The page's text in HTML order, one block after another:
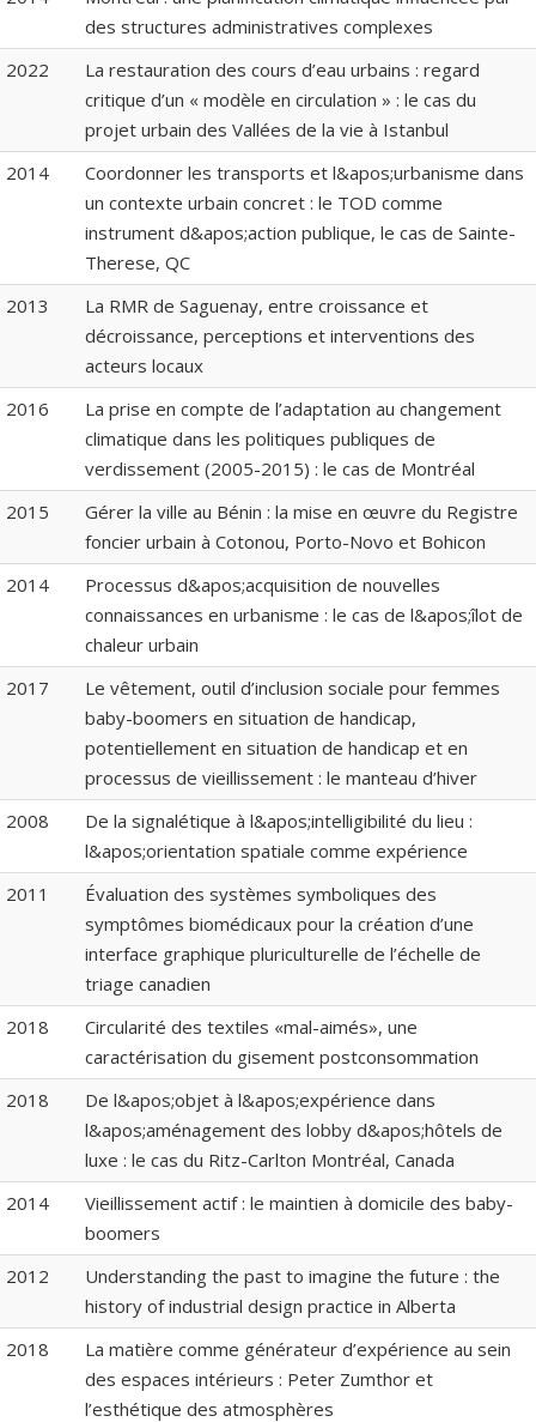
des structures administratives complexes
2022
La restauration des cours d’eau urbains : regard
critique d’un « modèle en circulation » : le cas du
projet urbain des Vallées de la vie à Istanbul
2014
Coordonner les transports et l&apos;urbanisme dans
un contexte urbain concret : le TOD comme
instrument d&apos;action publique, le cas de Sainte-
Therese, QC
2013
La RMR de Saguenay, entre croissance et
décroissance, perceptions et interventions des
acteurs locaux
2016
La prise en compte de l’adaptation au changement
climatique dans les politiques publiques de
verdissement (2005-2015) : le cas de Montréal
2015
Gérer la ville au Bénin : la mise en œuvre du Registre
foncier urbain à Cotonou, Porto-Novo et Bohicon
2014
Processus d&apos;acquisition de nouvelles
connaissances en urbanisme : le cas de l&apos;îlot de
chaleur urbain
2017
Le vêtement, outil d’inclusion sociale pour femmes
baby-boomers en situation de handicap,
potentiellement en situation de handicap et en
processus de vieillissement : le manteau d’hiver
2008
De la signalétique à l&apos;intelligibilité du lieu :
l&apos;orientation spatiale comme expérience
2011
Évaluation des systèmes symboliques des
symptômes biomédicaux pour la création d’une
interface graphique pluriculturelle de l’échelle de
triage canadien
2018
Circularité des textiles «mal-aimés», une
caractérisation du gisement postconsommation
2018
De l&apos;objet à l&apos;expérience dans
l&apos;aménagement des lobby d&apos;hôtels de
luxe : le cas du Ritz-Carlton Montréal, Canada
2014
Vieillissement actif : le maintien à domicile des baby-
boomers
2012
Understanding the past to imagine the future : the
history of industrial design practice in Alberta
2018
La matière comme générateur d’expérience au sein
des espaces intérieurs : Peter Zumthor et
l’esthétique des atmosphères